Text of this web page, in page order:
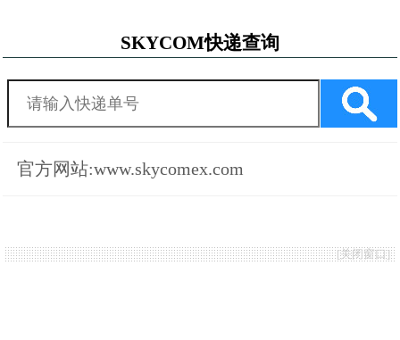
SKYCOM快递查询
官方网站:www.skycomex.com
[关闭窗口]